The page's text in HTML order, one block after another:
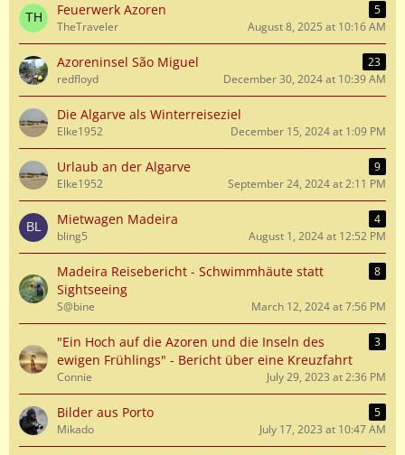
Feuerwerk Azoren
5
TheTraveler
August 8, 2025 at 10:16 AM
Azoreninsel São Miguel
23
redfloyd
December 30, 2024 at 10:39 AM
Die Algarve als Winterreiseziel
Elke1952 December 15, 2024 at 1:09 PM
Urlaub an der Algarve
9
Elke1952
September 24, 2024 at 2:11 PM
Mietwagen Madeira
4
bling5
August 1, 2024 at 12:52 PM
Madeira Reisebericht - Schwimmhäute statt
Sightseeing
8
S@bine March 12, 2024 at 7:56 PM
"Ein Hoch auf die Azoren und die Inseln des
ewigen Frühlings" - Bericht über eine Kreuzfahrt
3
Connie July 29, 2023 at 2:36 PM
Bilder aus Porto
5
Mikado
July 17, 2023 at 10:47 AM